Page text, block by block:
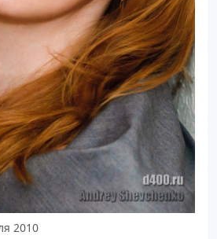
2010